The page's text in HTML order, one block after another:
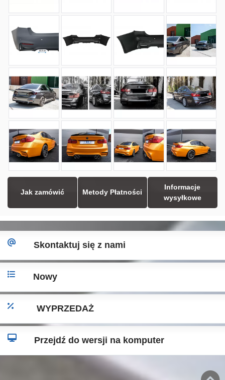
Jak zamówić Metody Płatności
Informacje
wysyłkowe
Skontaktuj się z nami
Nowy
WYPRZEDAŻ
Przejdź do wersji na komputer